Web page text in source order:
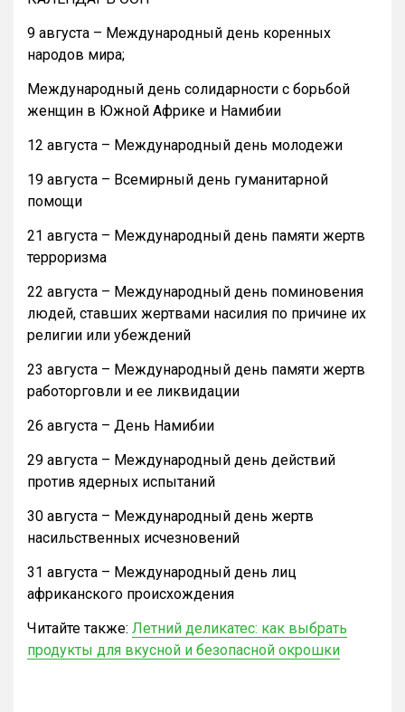
9 августа – Международный день коренных
народов мира;
Международный день солидарности с борьбой
женщин в Южной Африке и Намибии
12 августа – Международный день молодежи
19 августа – Всемирный день гуманитарной
помощи
21 августа – Международный день памяти жертв
терроризма
22 августа – Международный день поминовения
людей, ставших жертвами насилия по причине их
религии или убеждений
23 августа – Международный день памяти жертв
работорговли и ее ликвидации
26 августа – День Намибии
29 августа – Международный день действий
против ядерных испытаний
30 августа – Международный день жертв
насильственных исчезновений
31 августа – Международный день лиц
африканского происхождения
Читайте также: Летний деликатес: как выбрать
продукты для вкусной и безопасной окрошки